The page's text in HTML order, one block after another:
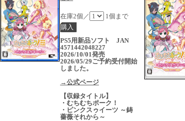
在庫2個／ 1個まで
PS5用新品ソフト JAN
4571442048227
2026/10/01発売
2026/05/29ご予約受付開始
しました。
→公式ページ
【収録タイトル】
・むちむちポーク！
・ピンクスゥイーツ ～鋳
薔薇それから～